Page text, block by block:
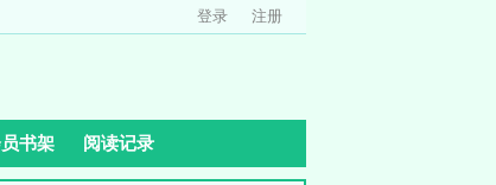
登录 注册
书架 阅读记录